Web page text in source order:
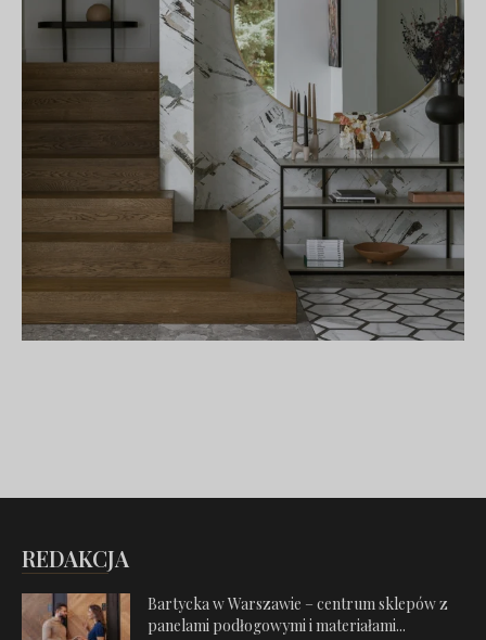
REDAKCJA
Bartycka w Warszawie – centrum sklepów z
panelami podłogowymi i materiałami...